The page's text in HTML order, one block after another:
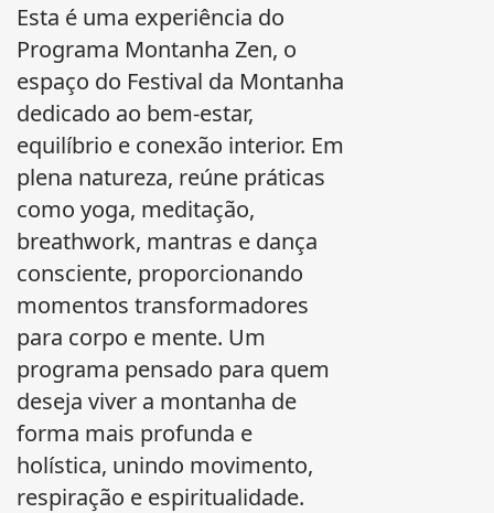
Esta é uma experiência do
Programa Montanha Zen, o
espaço do Festival da Montanha
dedicado ao bem-estar,
equilíbrio e conexão interior. Em
plena natureza, reúne práticas
como yoga, meditação,
breathwork, mantras e dança
consciente, proporcionando
momentos transformadores
para corpo e mente. Um
programa pensado para quem
deseja viver a montanha de
forma mais profunda e
holística, unindo movimento,
respiração e espiritualidade.